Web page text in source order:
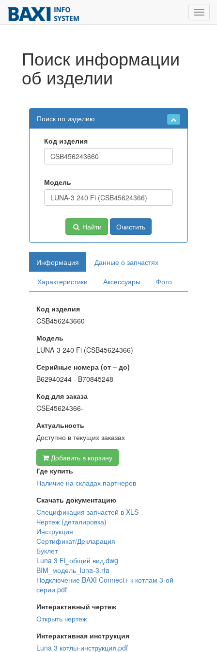
Поиск информации
об изделии
Поиск по изделию
Код изделия
Модель
Найти Очистить
Информация
Данные о запчастях
Характеристики
Аксессуары Фото
Код изделия
CSB456243660
Модель
LUNA-3 240 Fi (CSB45624366)
Серийные номера (от – до)
B62940244 - B70845248
Код для заказа
CSE45624366-
Актуальность
Доступно в текущих заказах
Добавить в корзину
Где купить
Наличие на складах партнеров
Скачать документацию
Спецификация запчастей в XLS
Чертеж (деталировка)
Инструкция
Сертификат/Декларация
Буклет
Luna 3 Fi_общий вид.dwg
BIM_модель_luna-3.rfa
Подключение BAXI Connect+ к котлам 3-ой
серии.pdf
Интерактивный чертеж
Открыть чертеж
Интерактивная инструкция
Luna 3 котлы-инструкция.pdf